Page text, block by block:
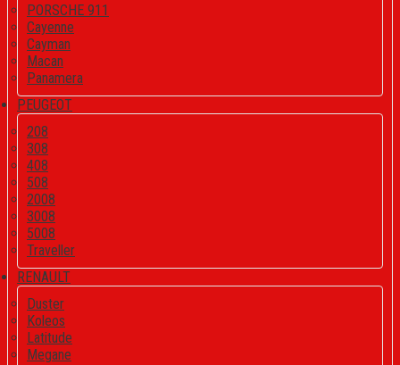
PORSCHE 911
Cayenne
Cayman
Macan
Panamera
PEUGEOT
208
308
408
508
2008
3008
5008
Traveller
RENAULT
Duster
Koleos
Latitude
Megane